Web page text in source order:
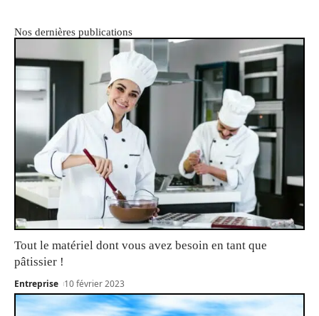
Nos dernières publications
Tout le matériel dont vous avez besoin en tant que
pâtissier !
Entreprise 10 février 2023